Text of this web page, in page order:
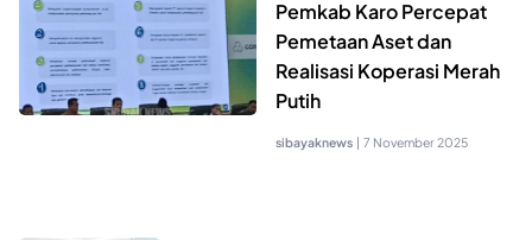
Pemkab Karo Percepat
Pemetaan Aset dan
Realisasi Koperasi Merah
Putih
sibayaknews | 7 November 2025